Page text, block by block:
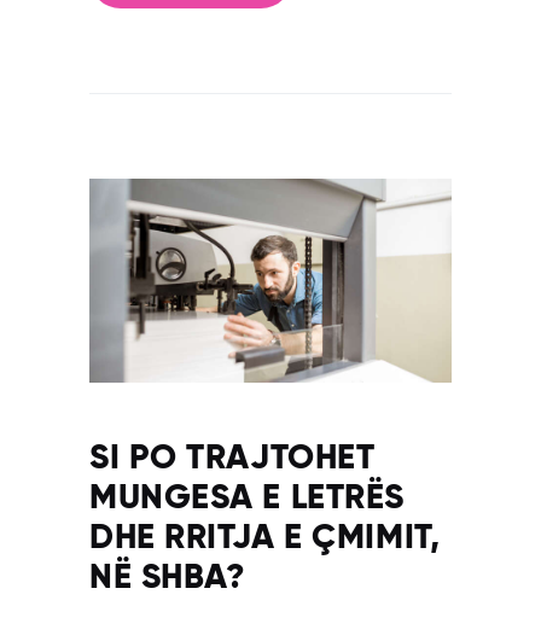
SI PO TRAJTOHET
MUNGESA E LETRËS
DHE RRITJA E ÇMIMIT,
NË SHBA?